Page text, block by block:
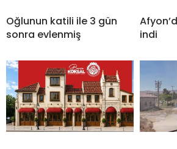
Oğlunun katili ile 3 gün
sonra evlenmiş
indi